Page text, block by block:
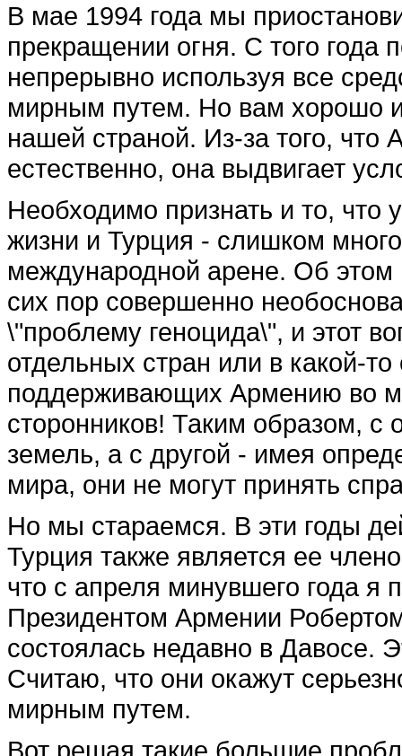
В мае 1994 года мы
прекращении огня. С того
непрерывно используя все
мирным путем. Но вам хорошо
нашей страной. Из-за того,
естественно, она выдвигает
Необходимо признать и то, что
жизни и Турция - слишком
международной арене. Об этом
сих пор совершенно
\"проблему геноцида\", и этот
отдельных стран или в какой-то
поддерживающих Армению во
сторонников! Таким образом, с
земель, а с другой - имея
мира, они не могут принять
Но мы стараемся. В эти годы
Турция также является ее
что с апреля минувшего года я
Президентом Армении
состоялась недавно в Давосе.
Считаю, что они окажут
мирным путем.